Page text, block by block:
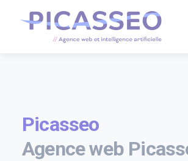
Picasseo
Agence web